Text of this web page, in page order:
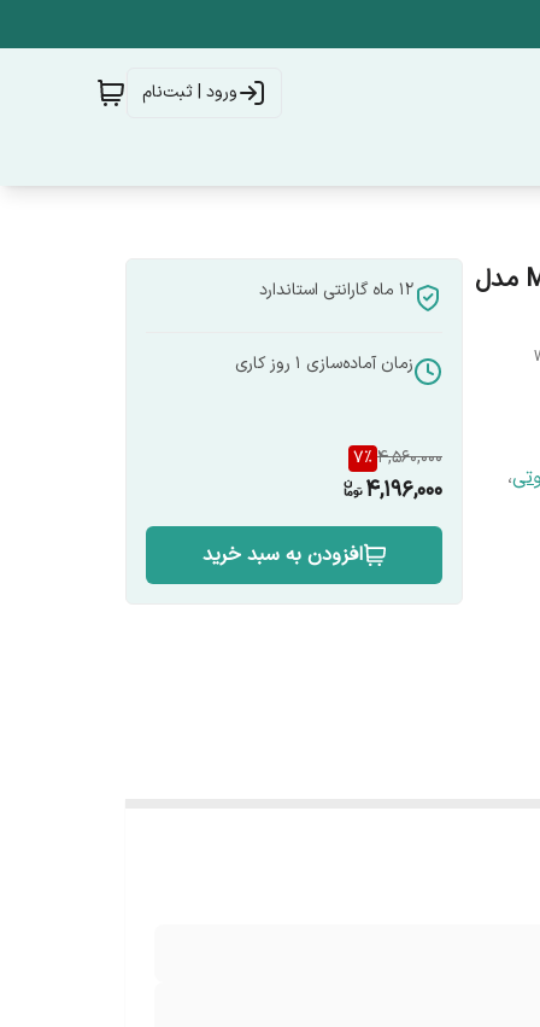
ورود | ثبت‌نام
لامپ هوشمند وای‌فای ST64 – RGB طرح ادیسون MOES مدل
،
12 ماه گارانتی استاندارد
زمان آماده‌سازی 1 روز کاری
4,560,000
7%
4,196,000
افزودن به سبد خرید